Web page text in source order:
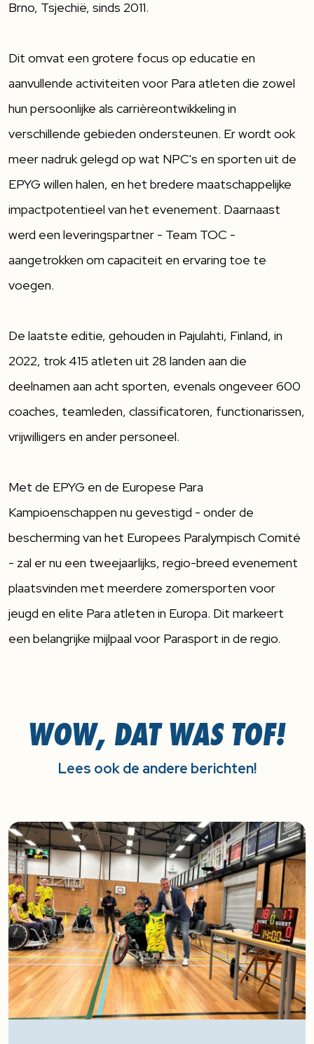
Brno, Tsjechië, sinds 2011.
Dit omvat een grotere focus op educatie en
aanvullende activiteiten voor Para atleten die zowel
hun persoonlijke als carrièreontwikkeling in
verschillende gebieden ondersteunen. Er wordt ook
meer nadruk gelegd op wat NPC's en sporten uit de
EPYG willen halen, en het bredere maatschappelijke
impactpotentieel van het evenement. Daarnaast
werd een leveringspartner - Team TOC -
aangetrokken om capaciteit en ervaring toe te
voegen.
De laatste editie, gehouden in Pajulahti, Finland, in
2022, trok 415 atleten uit 28 landen aan die
deelnamen aan acht sporten, evenals ongeveer 600
coaches, teamleden, classificatoren, functionarissen,
vrijwilligers en ander personeel.
Met de EPYG en de Europese Para
Kampioenschappen nu gevestigd - onder de
bescherming van het Europees Paralympisch Comité
- zal er nu een tweejaarlijks, regio-breed evenement
plaatsvinden met meerdere zomersporten voor
jeugd en elite Para atleten in Europa. Dit markeert
een belangrijke mijlpaal voor Parasport in de regio.
WOW, DAT WAS TOF!
Lees ook de andere berichten!